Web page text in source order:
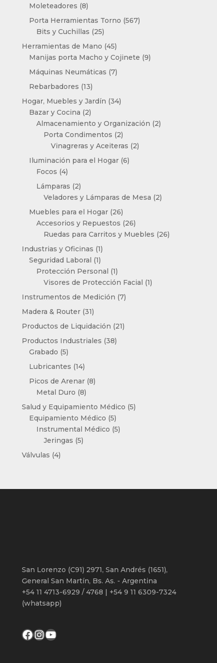
Moleteadores 88
productos
Porta Herramientas Torno 567567
Bits y Cuchillas 2525
productos
Herramientas de Mano 4545
productos
Manijas porta Macho y Cojinete 99
Máquinas Neumáticas 77
Rebarbadores 1313
productos
Hogar, Muebles y Jardín 3434
Bazar y Cocina 22
productos
Almacenamiento y Organización 22
Porta Condimentos 22
productos
Vinagreras y Aceiteras 22
Iluminación para el Hogar 66
Focos 44
productos
Lámparas 22
productos
Veladores y Lámparas de Mesa 22
Muebles para el Hogar 2626
productos
Accesorios y Repuestos 2626
productos
Ruedas para Carritos y Muebles 2626
Industrias y Oficinas 11
producto
Seguridad Laboral 11
producto
Protección Personal 11
producto
Visores de Protección Facial 11
Instrumentos de Medición 77
Madera & Router 3131
productos
Productos de Liquidación 2121
Productos Industriales 3838
Grabado 55
productos
Lubricantes 1414
productos
Picos de Arenar 88
Metal Duro 88
productos
Salud y Equipamiento Médico 55
Equipamiento Médico 55
productos
Instrumental Médico 55
Jeringas 55
Válvulas 44
San Lorenzo (C91) 2971, San Andrés (1651),
General San Martín, Bs. As. - Argentina
+54 11 4713-6929 / 4768 | +54 9 11 6309-7324
(whatsapp)
Facebook
Instagram
YouTube